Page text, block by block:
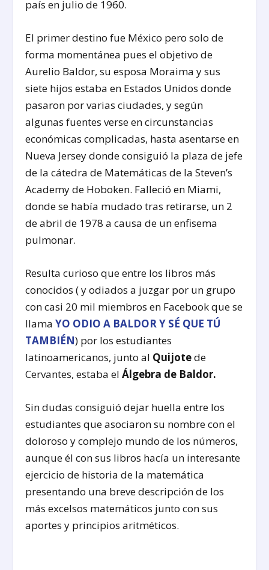
país en julio de 1960.
El primer destino fue México pero solo de
forma momentánea pues el objetivo de
Aurelio Baldor, su esposa Moraima y sus
siete hijos estaba en Estados Unidos donde
pasaron por varias ciudades, y según
algunas fuentes verse en circunstancias
económicas complicadas, hasta asentarse en
Nueva Jersey donde consiguió la plaza de jefe
de la cátedra de Matemáticas de la Steven’s
Academy de Hoboken. Falleció en Miami,
donde se había mudado tras retirarse, un 2
de abril de 1978 a causa de un enfisema
pulmonar.
Resulta curioso que entre los libros más
conocidos ( y odiados a juzgar por un grupo
con casi 20 mil miembros en Facebook que se
llamaYO ODIO A BALDOR Y SÉ QUE TÚ
TAMBIÉN) por los estudiantes
latinoamericanos, junto al Quijotede
Cervantes, estaba elÁlgebra de Baldor.
Sin dudas consiguió dejar huella entre los
estudiantes que asociaron su nombre con el
doloroso y complejo mundo de los números,
aunque él con sus libros hacía un interesante
ejercicio de historia de la matemática
presentando una breve descripción de los
más excelsos matemáticos junto con sus
aportes y principios aritméticos.